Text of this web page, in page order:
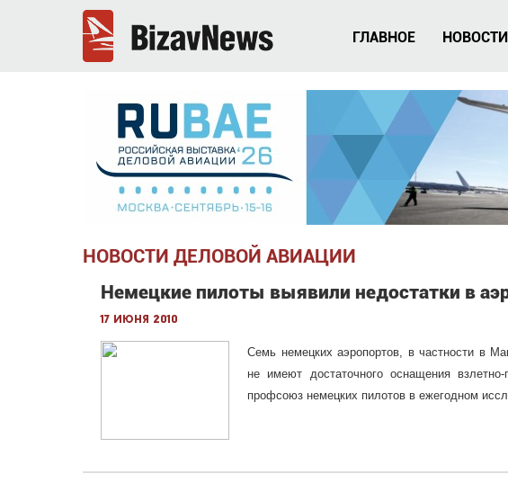
ГЛАВНОЕ НОВОСТИ
НОВОСТИ ДЕЛОВОЙ АВИАЦИИ
Немецкие пилоты выявили недостатки в
17 июня 2010
Семь немецких аэропортов, в частности в
не имеют достаточного оснащения
профсоюз немецких пилотов в ежегодном